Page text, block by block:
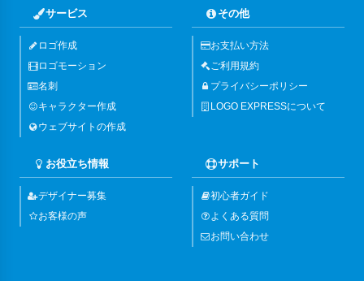
サービス
ロゴ作成
ロゴモーション
名刺
キャラクター作成
ウェブサイトの作成
その他
お支払い方法
ご利用規約
プライバシーポリシー
LOGO EXPRESSについて
お役立ち情報
デザイナー募集
お客様の声
サポート
初心者ガイド
よくある質問
お問い合わせ